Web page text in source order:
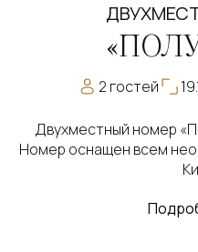
2 гостей
Двухместный номер
Номер оснащен всем